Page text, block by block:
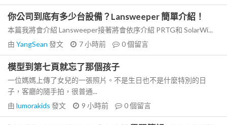
你公司到底有多少台設備？Lansweeper 簡單介紹！
本篇我將會介紹 Lansweeper接著將會依序介紹 PRTG和 SolarWi...
由 YangSean 發文 7 小時前 0個留言
模型到第七頁就忘了那個孩子
一位媽媽上傳了女兒的一張照片。不是生日也不是什麼特別的日
子，客廳的隨手拍，很普通...
由 lumorakids 發文 9 小時前 0個留言